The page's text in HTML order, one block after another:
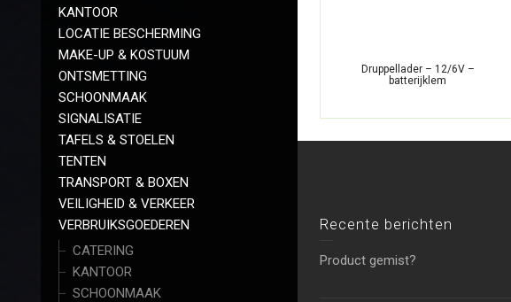
KANTOOR
LOCATIE BESCHERMING
MAKE-UP & KOSTUUM
ONTSMETTING
SCHOONMAAK
SIGNALISATIE
TAFELS & STOELEN
TENTEN
TRANSPORT & BOXEN
VEILIGHEID & VERKEER
VERBRUIKSGOEDEREN
CATERING
KANTOOR
SCHOONMAAK
Druppellader – 12/6V –
batterijklem
Recente berichten
Product gemist?